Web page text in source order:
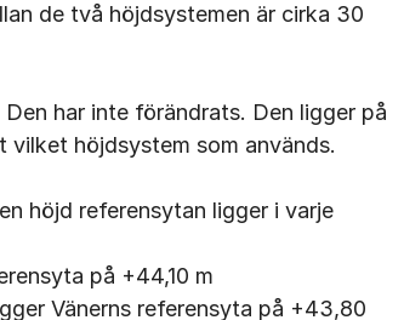
de två höjdsystemen är cirka 30
har inte förändrats. Den ligger på
vilket höjdsystem som används.
höjd referensytan ligger i varje
på +44,10 m
Vänerns referensyta på +43,80